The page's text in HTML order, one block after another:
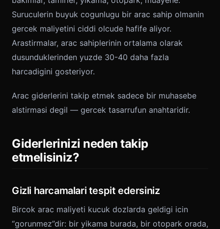
Suruculerin buyuk cogunlugu bir arac sahip olmanin
gercek maliyetini ciddi olcude hafife aliyor.
Arastirmalar, arac sahiplerinin ortalama olarak
dusunduklerinden yuzde 30-40 daha fazla
harcadigini gosteriyor.
Arac giderlerini takip etmek sadece bir muhasebe
alstirmasi degil — gercek tasarrufun anahtaridir.
Giderlerinizi neden takip
etmelisiniz?
Gizli harcamalari tespit edersiniz
Bircok arac maliyeti kucuk dozlarda geldigi icin
“gorunmez”dir: bir yikama burada, bir otopark orada,